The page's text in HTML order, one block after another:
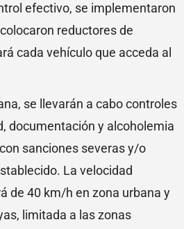
efectivo, se implementaron
reductores de
cada vehículo que acceda al
se llevarán a cabo controles
documentación y alcoholemia
sanciones severas y/o
La velocidad
de 40 km/h en zona urbana y
limitada a las zonas